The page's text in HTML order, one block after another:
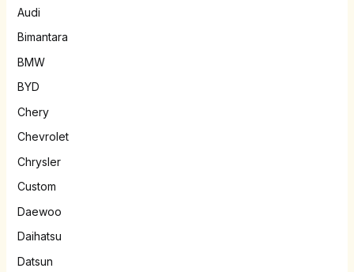
Audi
Bimantara
BMW
BYD
Chery
Chevrolet
Chrysler
Custom
Daewoo
Daihatsu
Datsun